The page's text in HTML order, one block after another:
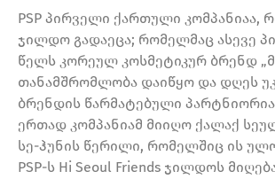
PSP პირველი ქართული კომპანიაა,
ჯილდო გადაეცა; რომელმაც ასევე
წელს კორეულ კოსმეტიკურ ბრენდ
თანამშრომლობა დაიწყო და დღეს
ბრენდის წარმატებული
ერთად კომპანიამ მიიღო ქალაქ
სე-ჰუნის წერილი, რომელშიც ის
PSP-ს Hi Seoul Friends ჯილდოს